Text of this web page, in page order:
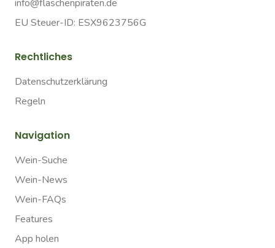
info@flaschenpiraten.de
EU Steuer-ID: ESX9623756G
Rechtliches
Datenschutzerklärung
Regeln
Navigation
Wein-Suche
Wein-News
Wein-FAQs
Features
App holen